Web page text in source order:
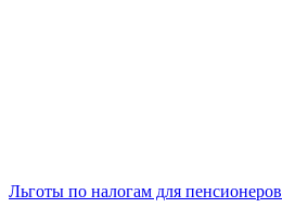
Льготы по налогам для пенсионеров